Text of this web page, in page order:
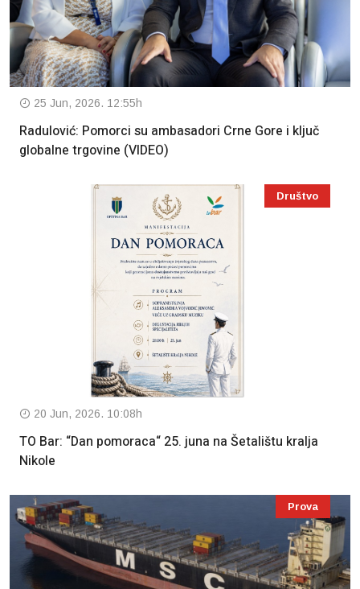
25 Jun, 2026. 12:55h
Radulović: Pomorci su ambasadori Crne Gore i ključ
globalne trgovine (VIDEO)
Društvo
20 Jun, 2026. 10:08h
TO Bar: “Dan pomoraca“ 25. juna na Šetalištu kralja
Nikole
Prova